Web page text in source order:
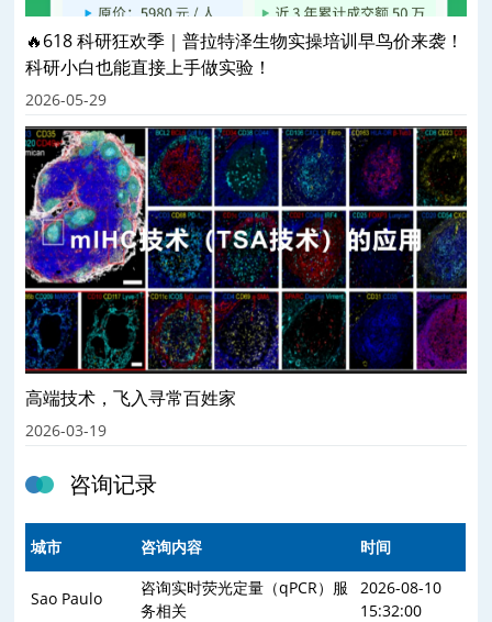
🔥618 科研狂欢季｜普拉特泽生物实操培训早鸟价来袭！
科研小白也能直接上手做实验！
2026-05-29
高端技术，飞入寻常百姓家
2026-03-19
咨询记录
城市 咨询内容 时间
Sao Paulo
咨询实时荧光定量（qPCR）服
务相关
2026-08-10
15:32:00